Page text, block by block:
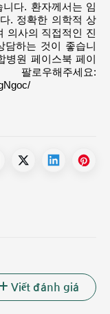
다. 환자께서는 임
. 정확한 의학적 상
의사의 직접적인 진
하는 것이 좋습니
원 페이스북 페이
Viết đánh giá